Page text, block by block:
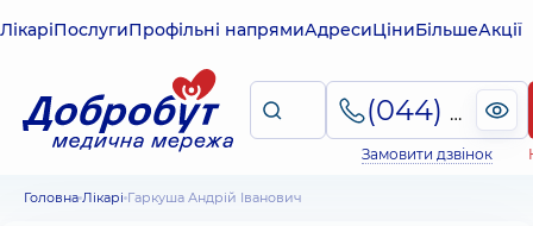
ЛікаріПослугиПрофільні напрямиАдресиЦіниБільшеАкції
(044) 495-2-888
Замовити дзвінок
Головна Лікарі Гаркуша Андрій Іванович